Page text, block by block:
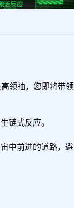
领袖，您即将带
链式反应。
前进的道路，避